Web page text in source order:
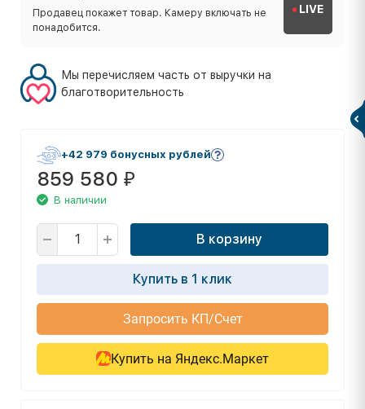
Продавец покажет товар. Камеру включать не
понадобится.
LIVE
Мы перечисляем часть от выручки на
благотворительность
+42 979 бонусных рублей
859 580 ₽
В наличии
В корзину
Купить в 1 клик
Запросить КП/Счет
Купить на Яндекс.Маркет